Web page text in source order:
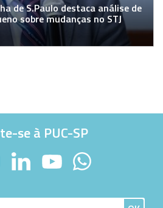
de S.Paulo destaca análise de
sobre mudanças no STJ
se à PUC-SP